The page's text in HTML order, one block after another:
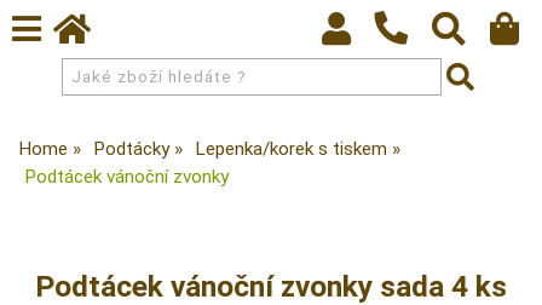
Home Podtácky
Lepenka/korek s tiskem
Podtácek vánoční zvonky
Podtácek vánoční zvonky sada 4 ks